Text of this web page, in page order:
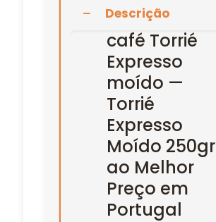
Descrição
café Torrié
Expresso
moído —
Torrié
Expresso
Moído 250gr
ao Melhor
Preço em
Portugal